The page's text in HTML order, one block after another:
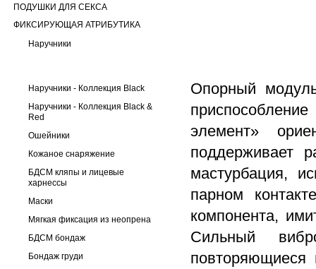
ПОДУШКИ ДЛЯ СЕКСА
ФИКСИРУЮЩАЯ АТРИБУТИКА
Наручники
Наручники - Коллекция Black
Наручники - Коллекция Black &
Red
Ошейники
Кожаное снаряжение
БДСМ кляпы и лицевые
харнессы
Маски
Мягкая фиксация из неопрена
БДСМ бондаж
Бондаж груди
Опорный
элемент»
поддерживает
мастурбация,
парном
компонента,
Сильный
повторяющиеся